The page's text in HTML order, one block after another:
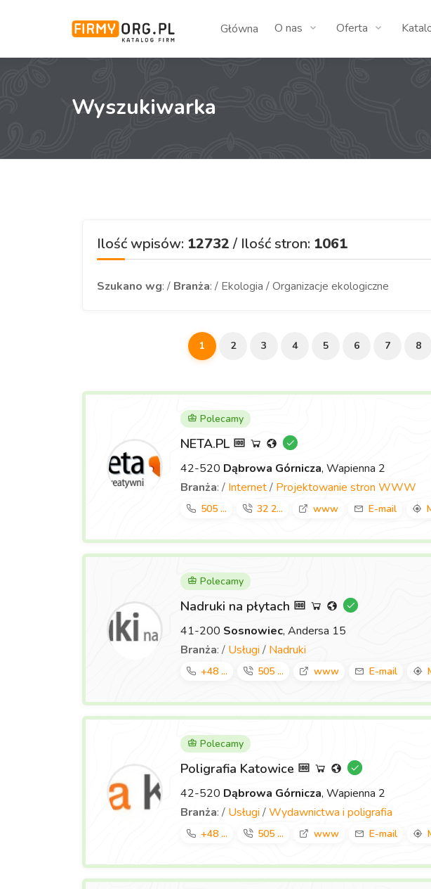
Główna O nas Oferta
Wyszukiwarka
Ilość wpisów: 12732 / Ilość stron: 1061
Szukano wg: / Branża: / Ekologia / Organizacje ekologiczne
1 2 3 4 5 6 7 8
Polecamy
NETA.PL
42-520 Dąbrowa Górnicza, Wapienna 2
Branża: / Internet/ Projektowanie stron WWW
505 ... 32 2... www E-mail
Polecamy
Nadruki na płytach
41-200 Sosnowiec, Andersa 15
Branża: / Usługi / Nadruki
+48 ... 505 ... www E-mail
Polecamy
Poligrafia Katowice
42-520 Dąbrowa Górnicza, Wapienna 2
Branża: / Usługi /Wydawnictwa i poligrafia
+48 ... 505 ... www E-mail